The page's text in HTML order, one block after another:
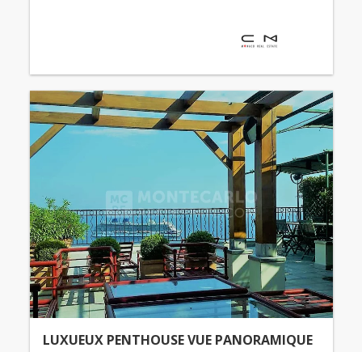
LUXUEUX PENTHOUSE VUE PANORAMIQUE